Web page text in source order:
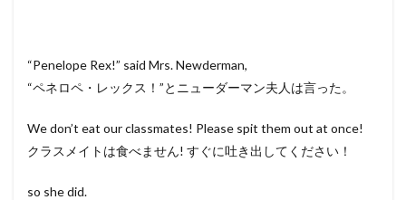
“Penelope Rex!” said Mrs. Newderman,
“ペネロペ・レックス！”とニューダーマン夫人は言った。
We don’t eat our classmates! Please spit them out at once!
クラスメイトは食べません! すぐに吐き出してください！
so she did.